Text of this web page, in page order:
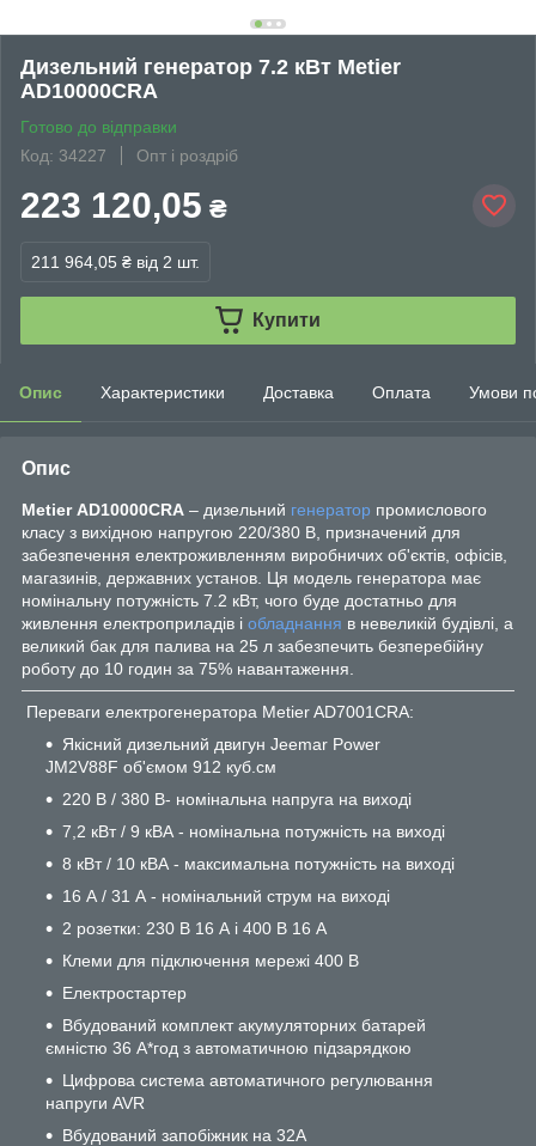
Дизельний генератор 7.2 кВт Metier
AD10000CRA
Готово до відправки
Код: 34227
Опт і роздріб
223 120,05 ₴
211 964,05 ₴ від 2 шт.
Купити
Опис Характеристики Доставка Оплата Умови
Опис
Metier AD10000CRA – дизельний генератор промислового
класу з вихідною напругою 220/380 В, призначений для
забезпечення електроживленням виробничих об'єктів, офісів,
магазинів, державних установ. Ця модель генератора має
номінальну потужність 7.2 кВт, чого буде достатньо для
живлення електроприладів і обладнання в невеликій будівлі, а
великий бак для палива на 25 л забезпечить безперебійну
роботу до 10 годин за 75% навантаження.
Переваги електрогенератора Metier AD7001CRA:
Якісний дизельний двигун Jeemar Power
JM2V88F об'ємом 912 куб.см
220 В / 380 В- номінальна напруга на виході
7,2 кВт / 9 кВА - номінальна потужність на виході
8 кВт / 10 кВА - максимальна потужність на виході
16 А / 31 А - номінальний струм на виході
2 розетки: 230 В 16 А і 400 В 16 А
Клеми для підключення мережі 400 В
Електростартер
Вбудований комплект акумуляторних батарей
ємністю 36 А*год з автоматичною підзарядкою
Цифрова система автоматичного регулювання
напруги AVR
Вбудований запобіжник на 32А